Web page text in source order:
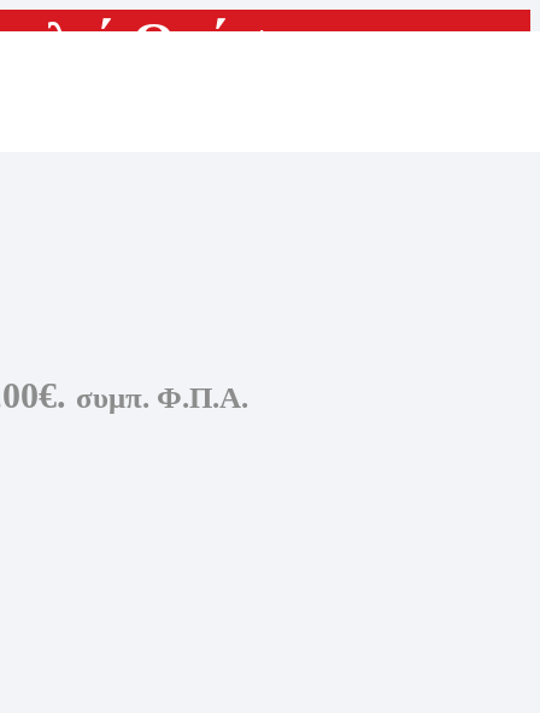
Οράσεως
συμπ. Φ.Π.Α.